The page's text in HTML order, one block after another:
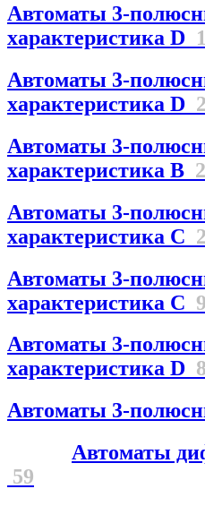
Автоматы 3-
характеристика D
Автоматы 3-
характеристика D
Автоматы 3-
характеристика В
Автоматы 3-
характеристика С
Автоматы 3-
характеристика C 9
Автоматы 3-
характеристика D 8
Автоматы 3-
Автоматы
59